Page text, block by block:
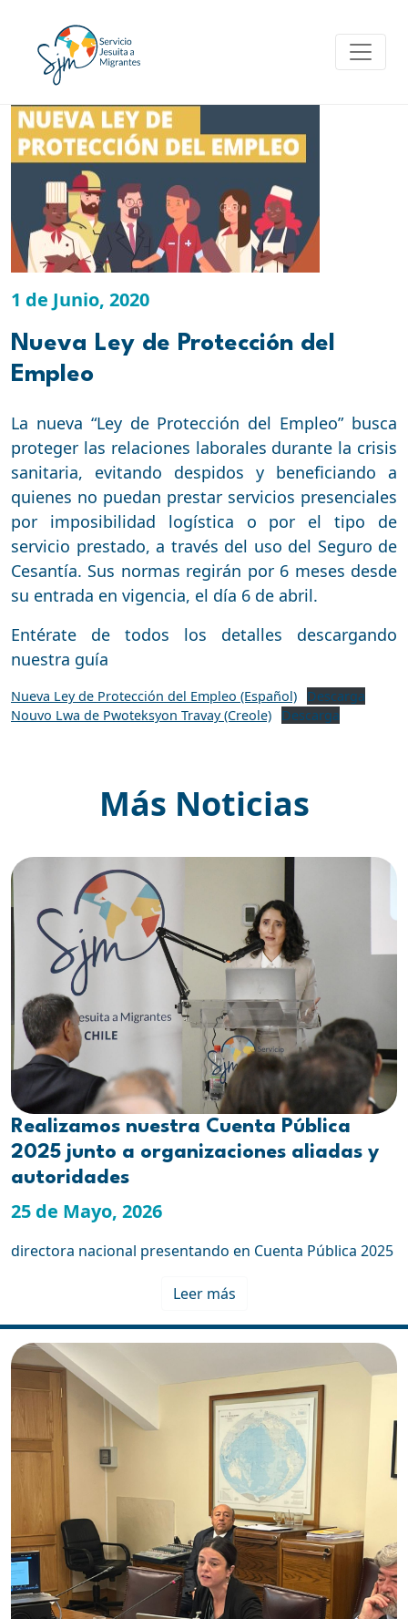
content
1 de Junio, 2020
Nueva Ley de Protección del
Empleo
La nueva “Ley de Protección del Empleo” busca
proteger las relaciones laborales durante la crisis
sanitaria, evitando despidos y beneficiando a
quienes no puedan prestar servicios presenciales
por imposibilidad logística o por el tipo de
servicio prestado, a través del uso del Seguro de
Cesantía. Sus normas regirán por 6 meses desde
su entrada en vigencia, el día 6 de abril.
Entérate de todos los detalles descargando
nuestra guía
Nueva Ley de Protección del Empleo (Español)
Descarga
Nouvo Lwa de Pwoteksyon Travay (Creole)
Descarga
Más Noticias
Realizamos nuestra Cuenta Pública
2025 junto a organizaciones aliadas y
autoridades
25 de Mayo, 2026
directora nacional presentando en Cuenta Pública 2025
Leer más